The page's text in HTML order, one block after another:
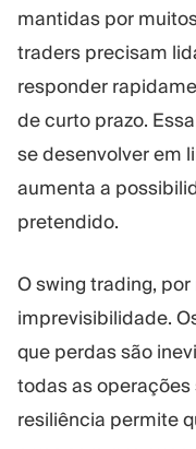
mantidas por
traders precisam
responder
de curto prazo.
se desenvolver em
aumenta a
pretendido.
O swing trading,
imprevisibilidade.
que perdas são
todas as operações
resiliência permite